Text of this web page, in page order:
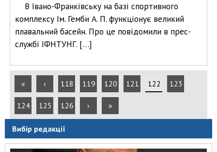
В Івано-Франківську на базі спортивного
комплексу Ім. Гемби А. П. функціонує великий
плавальний басейн. Про це повідомили в прес-
службі ІФНТУНГ. […]
« ‹ 118 119 120 121 122 123
124 125 126 › »
Вибір редакції